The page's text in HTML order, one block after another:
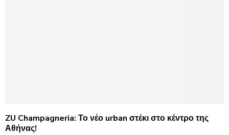
ZU Champagneria: Το νέο urban στέκι στο κέντρο της
Αθήνας!